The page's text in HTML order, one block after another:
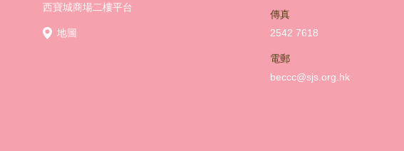
西寶城商場二樓平台
地圖
傳真
2542 7618
電郵
beccc@sjs.org.hk